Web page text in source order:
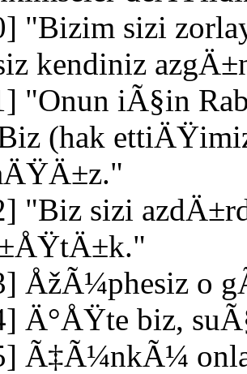
"Bizim sizi
kendiniz
"Onun iÃ§in
(hak
"Biz sizi
ÅžÃ¼phesiz o
Ä°ÅŸte biz,
Ã‡Ã¼nkÃ¼